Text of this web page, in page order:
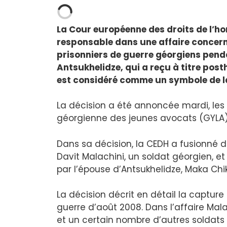
La Cour européenne des droits de
responsable dans une affaire
prisonniers de guerre géorgiens
Antsukhelidze, qui a reçu à titre
est considéré comme un symbole de
La décision a été annoncée mardi,
géorgienne des jeunes avocats
Dans sa décision, la CEDH a fusionné
Davit Malachini, un soldat géorgien,
par l’épouse d’Antsukhelidze, Maka
La décision décrit en détail la
guerre d’août 2008. Dans l’affaire
et un certain nombre d’autres